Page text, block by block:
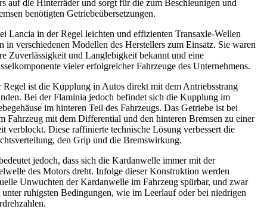
auf die Hinterräder und sorgt für die zum Beschleunigen und
benötigten Getriebeübersetzungen.
Lancia in der Regel leichten und effizienten Transaxle-Wellen
in verschiedenen Modellen des Herstellers zum Einsatz. Sie waren
Zuverlässigkeit und Langlebigkeit bekannt und eine
vieler erfolgreicher Fahrzeuge des Unternehmens.
Regel ist die Kupplung in Autos direkt mit dem Antriebsstrang
Bei der Flaminia jedoch befindet sich die Kupplung im
im hinteren Teil des Fahrzeugs. Das Getriebe ist bei
Fahrzeug mit dem Differential und den hinteren Bremsen zu einer
verblockt. Diese raffinierte technische Lösung verbessert die
den Grip und die Bremswirkung.
jedoch, dass sich die Kardanwelle immer mit der
des Motors dreht. Infolge dieser Konstruktion werden
Unwuchten der Kardanwelle im Fahrzeug spürbar, und zwar
unter ruhigsten Bedingungen, wie im Leerlauf oder bei niedrigen